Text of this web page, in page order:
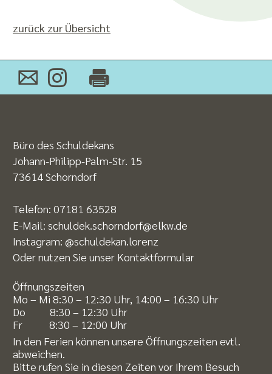
zurück zur Übersicht
Büro des Schuldekans
Johann-Philipp-Palm-Str. 15
73614 Schorndorf
Telefon: 07181 63528
E-Mail: schuldek.schorndorf@elkw.de
Instagram: @schuldekan.lorenz
Oder nutzen Sie unser Kontaktformular
Öffnungszeiten
Mo – Mi 8:30 – 12:30 Uhr, 14:00 – 16:30 Uhr
Do 8:30 – 12:30 Uhr
Fr 8:30 – 12:00 Uhr
In den Ferien können unsere Öffnungszeiten evtl.
abweichen.
Bitte rufen Sie in diesen Zeiten vor Ihrem Besuch